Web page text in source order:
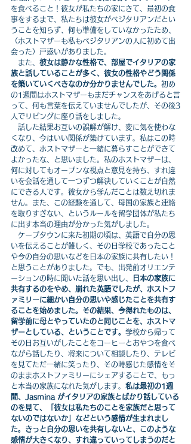
を食べること！彼女が私たちの家にきて、最初の食
事をするまで、私たちは彼女がベジタリアンだとい
うことを知らず、何も準備をしていなかったため、
（ホストマザーも私もベジタリアンの人に初めて出
会った）戸惑いがありました。
また、 彼女は静かな性格で、部屋でイタリアの家
族と話していることが多く、彼女の性格やどう関係
を築いていくべきなのか分かりませんでした。 初め
の1週間はホストマザーもまだチャンスをあげると言
って、何も言葉を伝えていませんでしたが、その後3
人でリビングに座り話をしました。
話した結果お互いの誤解が解け、変に気を使わな
くなり、今はいい関係が築けています。私はこの時
改めて、ホストマザーと一緒に暮らすことができて
よかったな、と思いました。私のホストマザーは、
何に対してもオープンな視点と意見を持ち、すれ違
いを会話を通して一つずつ解決していくことが自然
にできる人です。彼女から学んだことは数え切れま
せん。また、この経験を通して、母国の家族と連絡
を取りすぎない、というルールを留学団体が私たち
に出す本当の理由が分かった気がしました。
ケープタウンに来た初期の頃は、英語で自分の思
いを伝えることが難しく、その日学校であったこと
や今の自分の思いなどを日本の家族に共有したい！
と思うことがありました。でも、出発前オリエンテ
ーションの時に聞いた話を思い出し、
日本の家族に
共有するのをやめ、崩れた英語でしたが、ホストフ
ァミリーに細かい自分の思いや感じたことを共有す
ることを始めました。その結果、今得れたものは、
留学前に母とやっていたのと同じことを、ホストマ
ザーとしている、ということです。 学校から帰って
その日お互いがしたことをコーヒーとおやつを食べ
ながら話したり、将来について相談したり、テレビ
を見てただ一緒に笑ったり、その時感じた感情をそ
のままホストファミリーにシェアすることで、もっ
と本当の家族になれた気がします。 私は最初の1週
間、Jasmina がイタリアの家族とばかり話している
のを見て、「彼女は私たちのことを家族だと思って
ないのではないか」などという感情が生まれまし
た。きっと自分の思いを共有しないと、このような
感情が大きくなり、すれ違っていってしまうのだと